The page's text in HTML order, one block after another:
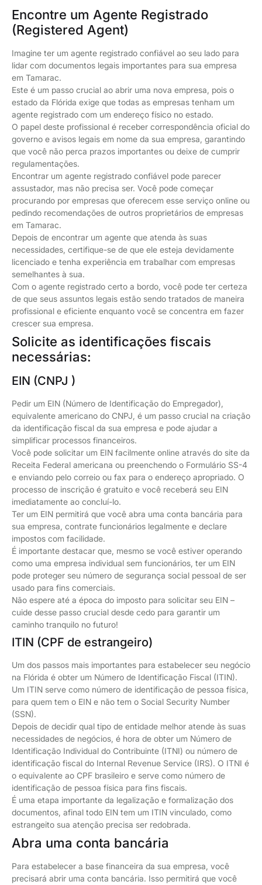
Encontre um Agente Registrado
(Registered Agent)
Imagine ter um agente registrado confiável ao seu lado para
lidar com documentos legais importantes para sua empresa
em Tamarac.
Este é um passo crucial ao abrir uma nova empresa, pois o
estado da Flórida exige que todas as empresas tenham um
agente registrado com um endereço físico no estado.
O papel deste profissional é receber correspondência oficial do
governo e avisos legais em nome da sua empresa, garantindo
que você não perca prazos importantes ou deixe de cumprir
regulamentações.
Encontrar um agente registrado confiável pode parecer
assustador, mas não precisa ser. Você pode começar
procurando por empresas que oferecem esse serviço online ou
pedindo recomendações de outros proprietários de empresas
em Tamarac.
Depois de encontrar um agente que atenda às suas
necessidades, certifique-se de que ele esteja devidamente
licenciado e tenha experiência em trabalhar com empresas
semelhantes à sua.
Com o agente registrado certo a bordo, você pode ter certeza
de que seus assuntos legais estão sendo tratados de maneira
profissional e eficiente enquanto você se concentra em fazer
crescer sua empresa.
Solicite as identificações fiscais
necessárias:
EIN (CNPJ )
Pedir um EIN (Número de Identificação do Empregador),
equivalente americano do CNPJ, é um passo crucial na criação
da identificação fiscal da sua empresa e pode ajudar a
simplificar processos financeiros.
Você pode solicitar um EIN facilmente online através do site da
Receita Federal americana ou preenchendo o Formulário SS-4
e enviando pelo correio ou fax para o endereço apropriado. O
processo de inscrição é gratuito e você receberá seu EIN
imediatamente ao concluí-lo.
Ter um EIN permitirá que você abra uma conta bancária para
sua empresa, contrate funcionários legalmente e declare
impostos com facilidade.
É importante destacar que, mesmo se você estiver operando
como uma empresa individual sem funcionários, ter um EIN
pode proteger seu número de segurança social pessoal de ser
usado para fins comerciais.
Não espere até a época do imposto para solicitar seu EIN –
cuide desse passo crucial desde cedo para garantir um
caminho tranquilo no futuro!
ITIN (CPF de estrangeiro)
Um dos passos mais importantes para estabelecer seu negócio
na Flórida é obter um Número de Identificação Fiscal (ITIN).
Um ITIN serve como número de identificação de pessoa física,
para quem tem o EIN e não tem o Social Security Number
(SSN).
Depois de decidir qual tipo de entidade melhor atende às suas
necessidades de negócios, é hora de obter um Número de
Identificação Individual do Contribuinte (ITNI) ou número de
identificação fiscal do Internal Revenue Service (IRS). O ITNI é
o equivalente ao CPF brasileiro e serve como número de
identificação de pessoa física para fins fiscais.
É uma etapa importante da legalização e formalização dos
documentos, afinal todo EIN tem um ITIN vinculado, como
estrangeito sua atenção precisa ser redobrada.
Abra uma conta bancária
Para estabelecer a base financeira da sua empresa, você
precisará abrir uma conta bancária. Isso permitirá que você